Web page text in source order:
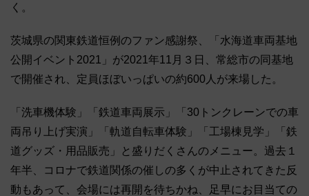
く。
茨城県の関東鉄道恒例のファン感謝祭、「水海道車両基地
公開イベント2021」が2021年11月３日、常総市の同基地
で開催され、定員ほぼいっぱいの約600人が来場した。
「洗車機体験」「鉄道車両展示」「30トンクレーンでの車
両吊り上げ実演」「軌道自転車体験」「工場棟見学」「鉄
道グッズ・用品販売」と盛りだくさんのメニュー。過去１
年半、コロナで鉄道関係の催しの多くが中止されてきた反
動もあって、会場には再開を待ちかね、足早にお目当ての